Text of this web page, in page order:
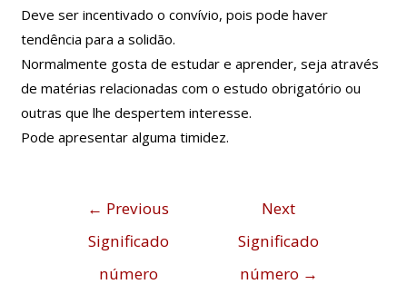
Deve ser incentivado o convívio, pois pode haver
tendência para a solidão.
Normalmente gosta de estudar e aprender, seja através
de matérias relacionadas com o estudo obrigatório ou
outras que lhe despertem interesse.
Pode apresentar alguma timidez.
← Previous
Significado
número
Next
Significado
número →